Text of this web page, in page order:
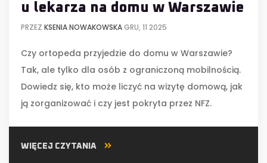
u lekarza na domu w Warszawie
PRZEZ KSENIA NOWAKOWSKAGRU, 11 2025
Czy ortopeda przyjedzie do domu w Warszawie?
Tak, ale tylko dla osób z ograniczoną mobilnością.
Dowiedz się, kto może liczyć na wizytę domową, jak
ją zorganizować i czy jest pokryta przez NFZ.
WIĘCEJ CZYTANIA